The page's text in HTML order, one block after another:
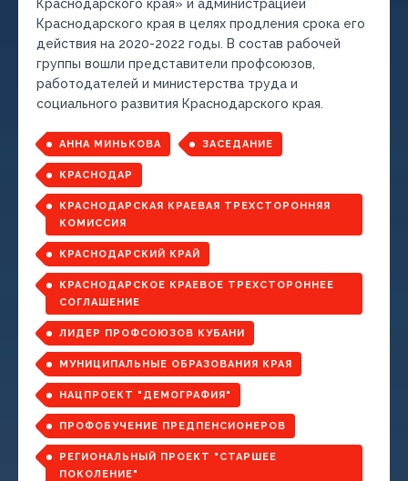
Краснодарского края» и администрацией
Краснодарского края в целях продления срока его
действия на 2020-2022 годы. В состав рабочей
группы вошли представители профсоюзов,
работодателей и министерства труда и
социального развития Краснодарского края.
АННА МИНЬКОВА ЗАСЕДАНИЕ
КРАСНОДАР
КРАСНОДАРСКАЯ КРАЕВАЯ ТРЕХСТОРОННЯЯ
КОМИССИЯ
КРАСНОДАРСКИЙ КРАЙ
КРАСНОДАРСКОЕ КРАЕВОЕ ТРЕХСТОРОННЕЕ
СОГЛАШЕНИЕ
ЛИДЕР ПРОФСОЮЗОВ КУБАНИ
МУНИЦИПАЛЬНЫЕ ОБРАЗОВАНИЯ КРАЯ
НАЦПРОЕКТ "ДЕМОГРАФИЯ"
ПРОФОБУЧЕНИЕ ПРЕДПЕНСИОНЕРОВ
РЕГИОНАЛЬНЫЙ ПРОЕКТ "СТАРШЕЕ
ПОКОЛЕНИЕ"